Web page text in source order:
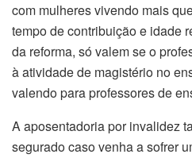
com mulheres vivendo mais
tempo de contribuição e idade
da reforma, só valem se o
à atividade de magistério no
valendo para professores de
A aposentadoria por invalidez
segurado caso venha a sofrer